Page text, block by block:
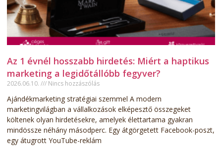
Az 1 évnél hosszabb hirdetés: Miért a haptikus
marketing a legidőtállóbb fegyver?
2026.06.10. Nincs hozzászólás
Ajándékmarketing stratégiai szemmel A modern
marketingvilágban a vállalkozások elképesztő összegeket
költenek olyan hirdetésekre, amelyek élettartama gyakran
mindössze néhány másodperc. Egy átgörgetett Facebook-poszt,
egy átugrott YouTube-reklám